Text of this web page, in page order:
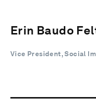
Erin Baudo
Vice President, Social